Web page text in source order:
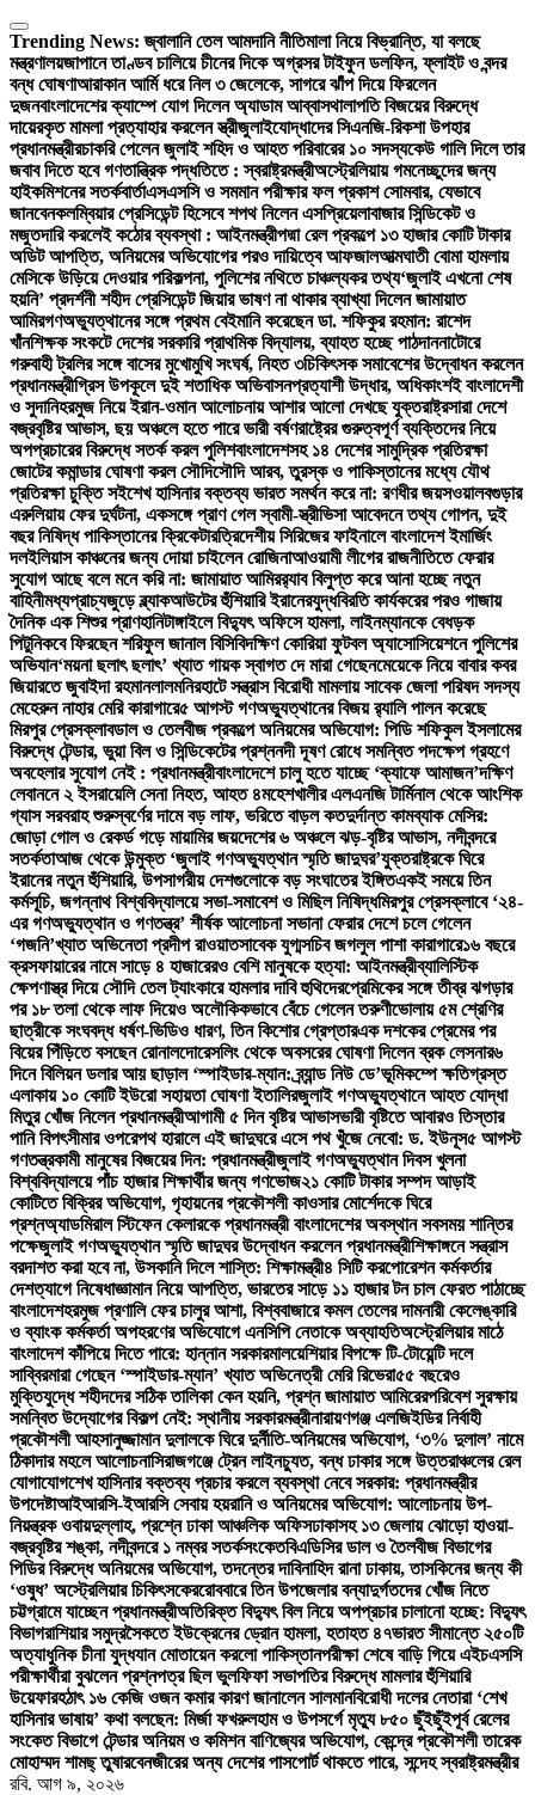
Skip
to
content
Trending News: জ্বালানি তেল আমদানি নীতিমালা নিয়ে বিভ্রান্তি, যা বলছে
মন্ত্রণালয়জাপানে তাণ্ডব চালিয়ে চীনের দিকে অগ্রসর টাইফুন ডলফিন, ফ্লাইট ও বন্দর
বন্ধ ঘোষণাআরাকান আর্মি ধরে নিল ৩ জেলেকে, সাগরে ঝাঁপ দিয়ে ফিরলেন
দুজনবাংলাদেশের ক্যাম্পে যোগ দিলেন অ্যাডাম আব্বাসথালাপতি বিজয়ের বিরুদ্ধে
দায়েরকৃত মামলা প্রত্যাহার করলেন স্ত্রীজুলাইযোদ্ধাদের সিএনজি-রিকশা উপহার
প্রধানমন্ত্রীরচাকরি পেলেন জুলাই শহিদ ও আহত পরিবারের ১০ সদস্যকেউ গালি দিলে তার
জবাব দিতে হবে গণতান্ত্রিক পদ্ধতিতে : স্বরাষ্ট্রমন্ত্রীঅস্ট্রেলিয়ায় গমনেচ্ছুদের জন্য
হাইকমিশনের সতর্কবার্তাএসএসসি ও সমমান পরীক্ষার ফল প্রকাশ সোমবার, যেভাবে
জানবেনকলম্বিয়ার প্রেসিডেন্ট হিসেবে শপথ নিলেন এসপ্রিয়েলাবাজার সিন্ডিকেট ও
মজুতদারি করলেই কঠোর ব্যবস্থা : আইনমন্ত্রীপদ্মা রেল প্রকল্পে ১৩ হাজার কোটি টাকার
অডিট আপত্তি, অনিয়মের অভিযোগের পরও দায়িত্বে আফজালআত্মঘাতী বোমা হামলায়
মেসিকে উড়িয়ে দেওয়ার পরিকল্পনা, পুলিশের নথিতে চাঞ্চল্যকর তথ্য‘জুলাই এখনো শেষ
হয়নি’ প্রদর্শনী শহীদ প্রেসিডেন্ট জিয়ার ভাষণ না থাকার ব্যাখ্যা দিলেন জামায়াত
আমিরগণঅভ্যুত্থানের সঙ্গে প্রথম বেইমানি করেছেন ডা. শফিকুর রহমান: রাশেদ
খাঁনশিক্ষক সংকটে দেশের সরকারি প্রাথমিক বিদ্যালয়, ব্যাহত হচ্ছে পাঠদাননাটোরে
গরুবাহী ট্রলির সঙ্গে বাসের মুখোমুখি সংঘর্ষ, নিহত ৩চিকিৎসক সমাবেশের উদ্বোধন করলেন
প্রধানমন্ত্রীগ্রিস উপকূলে দুই শতাধিক অভিবাসনপ্রত্যাশী উদ্ধার, অধিকাংশই বাংলাদেশী
ও সুদানিহরমুজ নিয়ে ইরান-ওমান আলোচনায় আশার আলো দেখছে যুক্তরাষ্ট্রসারা দেশে
বজ্রবৃষ্টির আভাস, ছয় অঞ্চলে হতে পারে ভারী বর্ষণরাষ্ট্রের গুরুত্বপূর্ণ ব্যক্তিদের নিয়ে
অপপ্রচারের বিরুদ্ধে সতর্ক করল পুলিশবাংলাদেশসহ ১৪ দেশের সামুদ্রিক প্রতিরক্ষা
জোটের কমান্ডার ঘোষণা করল সৌদিসৌদি আরব, তুরস্ক ও পাকিস্তানের মধ্যে যৌথ
প্রতিরক্ষা চুক্তি সইশেখ হাসিনার বক্তব্য ভারত সমর্থন করে না: রণধীর জয়সওয়ালবগুড়ার
এরুলিয়ায় ফের দুর্ঘটনা, একসঙ্গে প্রাণ গেল স্বামী-স্ত্রীভিসা আবেদনে তথ্য গোপন, দুই
বছর নিষিদ্ধ পাকিস্তানের ক্রিকেটারত্রিদেশীয় সিরিজের ফাইনালে বাংলাদেশ ইমার্জিং
দলইলিয়াস কাঞ্চনের জন্য দোয়া চাইলেন রোজিনাআওয়ামী লীগের রাজনীতিতে ফেরার
সুযোগ আছে বলে মনে করি না: জামায়াত আমিরর‍্যাব বিলুপ্ত করে আনা হচ্ছে নতুন
বাহিনীমধ্যপ্রাচ্যজুড়ে ব্ল্যাকআউটের হুঁশিয়ারি ইরানেরযুদ্ধবিরতি কার্যকরের পরও গাজায়
দৈনিক এক শিশুর প্রাণহানিটাঙ্গাইলে বিদ্যুৎ অফিসে হামলা, লাইনম্যানকে বেধড়ক
পিটুনিকবে ফিরছেন শরিফুল জানাল বিসিবিদক্ষিণ কোরিয়া ফুটবল অ্যাসোসিয়েশনে পুলিশের
অভিযান‘ময়না ছলাৎ ছলাৎ’ খ্যাত গায়ক স্বাগত দে মারা গেছেনমেয়েকে নিয়ে বাবার কবর
জিয়ারতে জুবাইদা রহমানলালমনিরহাটে সন্ত্রাস বিরোধী মামলায় সাবেক জেলা পরিষদ সদস্য
মেহেরুন নাহার মেরি কারাগারে৫ আগস্ট গণঅভ্যুত্থানের বিজয় র‍্যালি পালন করেছে
মিরপুর প্রেসক্লাবডাল ও তেলবীজ প্রকল্পে অনিয়মের অভিযোগ: পিডি শফিকুল ইসলামের
বিরুদ্ধে টেন্ডার, ভুয়া বিল ও সিন্ডিকেটের প্রশ্ননদী দূষণ রোধে সমন্বিত পদক্ষেপ গ্রহণে
অবহেলার সুযোগ নেই : প্রধানমন্ত্রীবাংলাদেশে চালু হতে যাচ্ছে ‘ক্যাফে আমাজন’দক্ষিণ
লেবাননে ২ ইসরায়েলি সেনা নিহত, আহত ৪মহেশখালীর এলএনজি টার্মিনাল থেকে আংশিক
গ্যাস সরবরাহ শুরুস্বর্ণের দামে বড় লাফ, ভরিতে বাড়ল কতদুর্দান্ত কামব্যাক মেসির:
জোড়া গোল ও রেকর্ড গড়ে মায়ামির জয়দেশের ৬ অঞ্চলে ঝড়-বৃষ্টির আভাস, নদীবন্দরে
সতর্কতাআজ থেকে উন্মুক্ত ‘জুলাই গণঅভ্যুত্থান স্মৃতি জাদুঘর’যুক্তরাষ্ট্রকে ঘিরে
ইরানের নতুন হুঁশিয়ারি, উপসাগরীয় দেশগুলোকে বড় সংঘাতের ইঙ্গিতএকই সময়ে তিন
কর্মসূচি, জগন্নাথ বিশ্ববিদ্যালয়ে সভা-সমাবেশ ও মিছিল নিষিদ্ধমিরপুর প্রেসক্লাবে ‘২৪-
এর গণঅভ্যুত্থান ও গণতন্ত্র’ শীর্ষক আলোচনা সভানা ফেরার দেশে চলে গেলেন
‘গজনি’খ্যাত অভিনেতা প্রদীপ রাওয়াতসাবেক যুগ্মসচিব জগলুল পাশা কারাগারে১৬ বছরে
ক্রসফায়ারের নামে সাড়ে ৪ হাজারেরও বেশি মানুষকে হত্যা: আইনমন্ত্রীব্যালিস্টিক
ক্ষেপণাস্ত্র দিয়ে সৌদি তেল ট্যাংকারে হামলার দাবি হুথিদেরপ্রেমিকের সঙ্গে তীব্র ঝগড়ার
পর ১৮ তলা থেকে লাফ দিয়েও অলৌকিকভাবে বেঁচে গেলেন তরুণীভোলায় ৫ম শ্রেণির
ছাত্রীকে সংঘবদ্ধ ধর্ষণ-ভিডিও ধারণ, তিন কিশোর গ্রেপ্তারএক দশকের প্রেমের পর
বিয়ের পিঁড়িতে বসছেন রোনালদোরেসলিং থেকে অবসরের ঘোষণা দিলেন ব্রক লেসনার৬
দিনে বিলিয়ন ডলার আয় ছাড়াল ‘স্পাইডার-ম্যান: ব্র্যান্ড নিউ ডে’ভূমিকম্পে ক্ষতিগ্রস্ত
এলাকায় ১০ কোটি ইউরো সহায়তা ঘোষণা ইতালিরজুলাই গণঅভ্যুত্থানে আহত যোদ্ধা
মিতুর খোঁজ নিলেন প্রধানমন্ত্রীআগামী ৫ দিন বৃষ্টির আভাসভারী বৃষ্টিতে আবারও তিস্তার
পানি বিপৎসীমার ওপরেপথ হারালে এই জাদুঘরে এসে পথ খুঁজে নেবো: ড. ইউনূস৫ আগস্ট
গণতন্ত্রকামী মানুষের বিজয়ের দিন: প্রধানমন্ত্রীজুলাই গণঅভ্যুত্থান দিবস খুলনা
বিশ্ববিদ্যালয়ে পাঁচ হাজার শিক্ষার্থীর জন্য গণভোজ২১ কোটি টাকার সম্পদ আড়াই
কোটিতে বিক্রির অভিযোগ, গৃহায়নের প্রকৌশলী কাওসার মোর্শেদকে ঘিরে
প্রশ্নঅ্যাডমিরাল স্টিফেন কেলারকে প্রধানমন্ত্রী বাংলাদেশের অবস্থান সবসময় শান্তির
পক্ষেজুলাই গণঅভ্যুত্থান স্মৃতি জাদুঘর উদ্বোধন করলেন প্রধানমন্ত্রীশিক্ষাঙ্গনে সন্ত্রাস
বরদাশত করা হবে না, উসকানি দিলে শাস্তি: শিক্ষামন্ত্রী৪ সিটি করপোরেশন কর্মকর্তার
দেশত্যাগে নিষেধাজ্ঞামান নিয়ে আপত্তি, ভারতের সাড়ে ১১ হাজার টন চাল ফেরত পাঠাচ্ছে
বাংলাদেশহরমুজ প্রণালি ফের চালুর আশা, বিশ্ববাজারে কমল তেলের দামনারী কেলেঙ্কারি
ও ব্যাংক কর্মকর্তা অপহরণের অভিযোগে এনসিপি নেতাকে অব্যাহতিঅস্ট্রেলিয়ার মাঠে
বাংলাদেশ কাঁপিয়ে দিতে পারে: হান্নান সরকারমালয়েশিয়ার বিপক্ষে টি-টোয়েন্টি দলে
সাব্বিরমারা গেছেন ‘স্পাইডার-ম্যান’ খ্যাত অভিনেত্রী মেরি রিভেরা৫৫ বছরেও
মুক্তিযুদ্ধে শহীদদের সঠিক তালিকা কেন হয়নি, প্রশ্ন জামায়াত আমিরেরপরিবেশ সুরক্ষায়
সমন্বিত উদ্যোগের বিকল্প নেই: স্থানীয় সরকারমন্ত্রীনারায়ণগঞ্জ এলজিইডির নির্বাহী
প্রকৌশলী আহসানুজ্জামান দুলালকে ঘিরে দুর্নীতি-অনিয়মের অভিযোগ, ‘৩% দুলাল’ নামে
ঠিকাদার মহলে আলোচনাসিরাজগঞ্জে ট্রেন লাইনচ্যুত, বন্ধ ঢাকার সঙ্গে উত্তরাঞ্চলের রেল
যোগাযোগশেখ হাসিনার বক্তব্য প্রচার করলে ব্যবস্থা নেবে সরকার: প্রধানমন্ত্রীর
উপদেষ্টাআইআরসি-ইআরসি সেবায় হয়রানি ও অনিয়মের অভিযোগ: আলোচনায় উপ-
নিয়ন্ত্রক ওবায়দুল্লাহ, প্রশ্নে ঢাকা আঞ্চলিক অফিসঢাকাসহ ১৩ জেলায় ঝোড়ো হাওয়া-
বজ্রবৃষ্টির শঙ্কা, নদীবন্দরে ১ নম্বর সতর্কসংকেতবিএডিসির ডাল ও তৈলবীজ বিভাগের
পিডির বিরুদ্ধে অনিয়মের অভিযোগ, তদন্তের দাবিনাহিদ রানা ঢাকায়, তাসকিনের জন্য কী
‘ওষুধ’ অস্ট্রেলিয়ার চিকিৎসকেররোববারে তিন উপজেলার বন্যাদুর্গতদের খোঁজ নিতে
চট্টগ্রামে যাচ্ছেন প্রধানমন্ত্রীঅতিরিক্ত বিদ্যুৎ বিল নিয়ে অপপ্রচার চালানো হচ্ছে: বিদ্যুৎ
বিভাগরাশিয়ার সমুদ্রসৈকতে ইউক্রেনের ড্রোন হামলা, হতাহত ৪৭ভারত সীমান্তে ২৫০টি
অত্যাধুনিক চীনা যুদ্ধযান মোতায়েন করলো পাকিস্তানপরীক্ষা শেষে বাড়ি গিয়ে এইচএসসি
পরীক্ষার্থীরা বুঝলেন প্রশ্নপত্র ছিল ভুলফিফা সভাপতির বিরুদ্ধে মামলার হুঁশিয়ারি
উয়েফারহঠাৎ ১৬ কেজি ওজন কমার কারণ জানালেন সালমানবিরোধী দলের নেতারা ‘শেখ
হাসিনার ভাষায়’ কথা বলছেন: মির্জা ফখরুলহাম ও উপসর্গে মৃত্যু ৮৫০ ছুঁইছুঁইপূর্ব রেলের
সংকেত বিভাগে টেন্ডার অনিয়ম ও কমিশন বাণিজ্যের অভিযোগ, কেন্দ্রে প্রকৌশলী তারেক
মোহাম্মদ শামছ্ তুষারবেনজীরের অন্য দেশের পাসপোর্ট থাকতে পারে, সন্দেহ স্বরাষ্ট্রমন্ত্রীর
রবি. আগ ৯, ২০২৬